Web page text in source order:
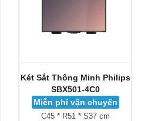
Két Sắt Thông Minh Philips
SBX501-4C0
Miễn phí vận chuyển
C45 * R51 * S37 cm